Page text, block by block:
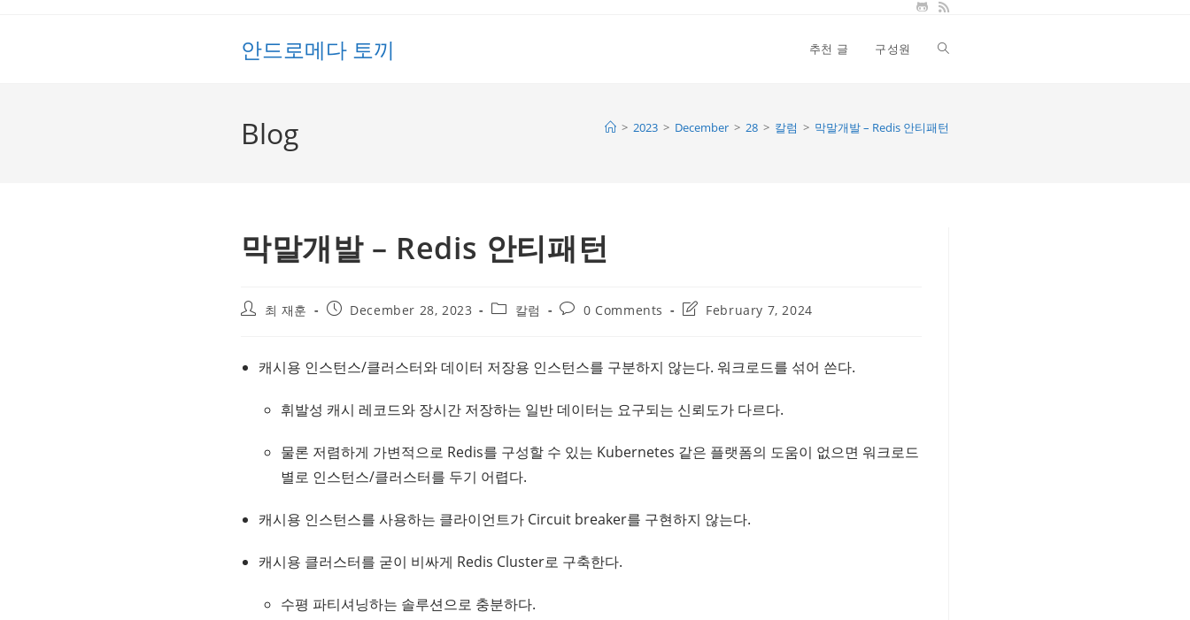
안드로메다 토끼 추천 글 구성원 Toggle
Blog > 2023 > December > 28 > 칼럼 > 막말개발 – Redis 안티패턴
막말개발 – Redis 안티패턴
Post최 재훈
PostDecember 28, 2023
Post칼럼
Post0 Comments
PostFebruary 7, 2024
캐시용 인스턴스/클러스터와 데이터 저장용 인스턴스를 구분하지 않는다. 워크로드를 섞어 쓴다.
휘발성 캐시 레코드와 장시간 저장하는 일반 데이터는 요구되는 신뢰도가 다르다.
물론 저렴하게 가변적으로 Redis를 구성할 수 있는 Kubernetes 같은 플랫폼의 도움이 없으면 워크로드
별로 인스턴스/클러스터를 두기 어렵다.
캐시용 인스턴스를 사용하는 클라이언트가 Circuit breaker를 구현하지 않는다.
캐시용 클러스터를 굳이 비싸게 Redis Cluster로 구축한다.
수평 파티셔닝하는 솔루션으로 충분하다.